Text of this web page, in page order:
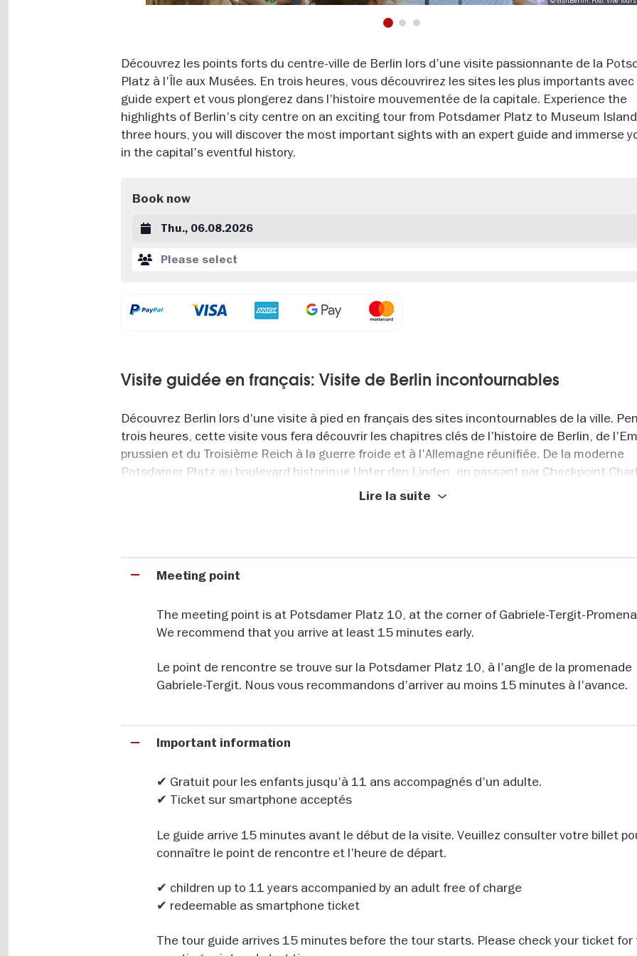
12
Découvrez les points forts du centre-ville de Berlin lors d'une visite passionnante de la
Platz à l'Île aux Musées. En trois heures, vous découvrirez les sites les plus importants avec
guide expert et vous plongerez dans l'histoire mouvementée de la capitale. Experience the
highlights of Berlin's city centre on an exciting tour from Potsdamer Platz to Museum
three hours, you will discover the most important sights with an expert guide and immerse
in the capital's eventful history.
Book now
Datum auswählen
Please select
Visite guidée en français: Visite de Berlin incontournables
Découvrez Berlin lors d'une visite à pied en français des sites incontournables de la ville.
trois heures, cette visite vous fera découvrir les chapitres clés de l'histoire de Berlin, de
prussien et du Troisième Reich à la guerre froide et à l'Allemagne réunifiée. De la moderne
Potsdamer Platz au boulevard historique Unter den Linden, en passant par Checkpoint
Mémorial aux Juifs assassinés d'Europe, la Porte de Brandebourg et l'Île aux Musées,
Découvrez le passé et le présent de Berlin
passé, vous comprendrez mieux comment Berlin a été détruite, divisée et reconstruite.
visiterez des sites tels que l'ancien quartier général de la Gestapo, l'emplacement du bunker
Même les coins les plus discrets de la ville sont chargés d'histoire, et cette visite vous aidera
découvrir leur importance.
Plus qu'une simple promenade touristique, il s'agit d'un voyage immersif dans la mémoire
claire de son passé dramatique et des conseils précieux pour poursuivre votre exploration de
Please note: This guided city tour is in French.Discover Berlin on an French-language
through the key chapters of Berlin’s history – from the Prussian Empire and the Third Reich
Cold War and reunified Germany. From the modern Potsdamer Platz to the historic Unter den
Gate, and Museum Island – each stop reveals an essential part of the city’s past. With
Lire la suite
Meeting point
The meeting point is at Potsdamer Platz 10, at the corner of Gabriele-Tergit-
We recommend that you arrive at least 15 minutes early.
Le point de rencontre se trouve sur la Potsdamer Platz 10, à l'angle de la promenade
Gabriele-Tergit. Nous vous recommandons d'arriver au moins 15 minutes à l'avance.
Important information
✔ Gratuit pour les enfants jusqu'à 11 ans accompagnés d'un adulte.
✔ Ticket sur smartphone acceptés
Le guide arrive 15 minutes avant le début de la visite. Veuillez consulter votre billet
connaître le point de rencontre et l'heure de départ.
✔ children up to 11 years accompanied by an adult free of charge
✔ redeemable as smartphone ticket
The tour guide arrives 15 minutes before the tour starts. Please check your ticket for